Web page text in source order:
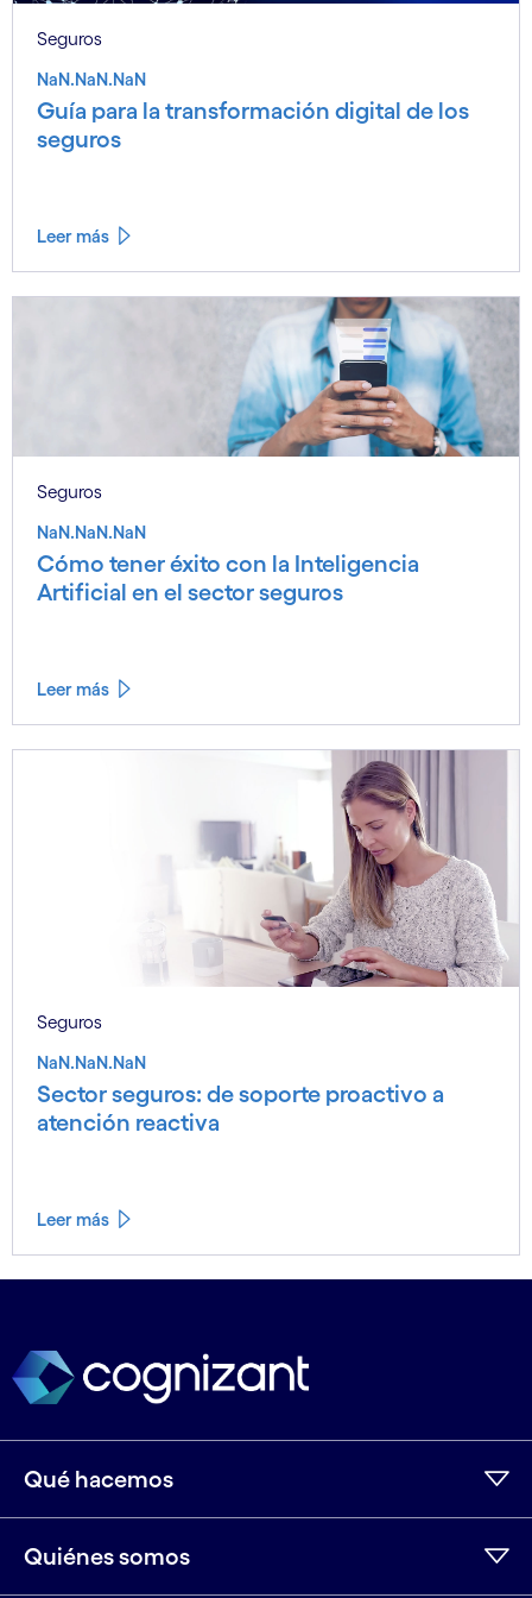
Seguros
NaN.NaN.NaN
Guía para la transformación digital de los
seguros
Leer más
Seguros
NaN.NaN.NaN
Cómo tener éxito con la Inteligencia
Artificial en el sector seguros
Leer más
Seguros
NaN.NaN.NaN
Sector seguros: de soporte proactivo a
atención reactiva
Leer más
Qué hacemos
Quiénes somos